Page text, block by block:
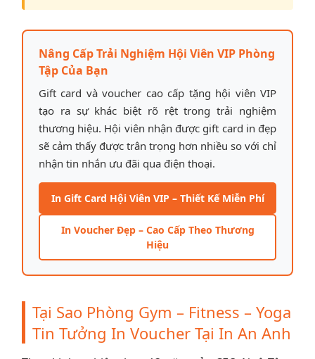
Nâng Cấp Trải Nghiệm Hội Viên VIP Phòng
Tập Của Bạn
Gift card và voucher cao cấp tặng hội viên VIP
tạo ra sự khác biệt rõ rệt trong trải nghiệm
thương hiệu. Hội viên nhận được gift card in đẹp
sẽ cảm thấy được trân trọng hơn nhiều so với chỉ
nhận tin nhắn ưu đãi qua điện thoại.
In Gift Card Hội Viên VIP – Thiết Kế Miễn Phí
In Voucher Đẹp – Cao Cấp Theo Thương
Hiệu
Tại Sao Phòng Gym – Fitness – Yoga
Tin Tưởng In Voucher Tại In An Anh